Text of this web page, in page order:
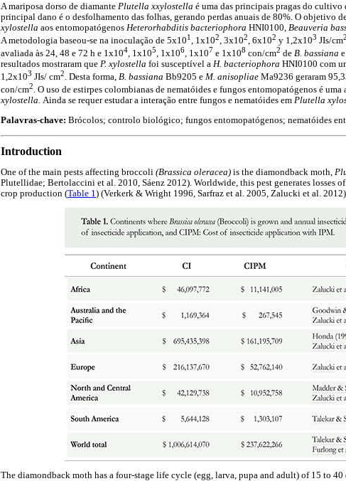
A mariposa dorso de diamante Plutella xxylostella é uma das principais pragas do cultivo
principal dano é o desfolhamento das folhas, gerando perdas anuais de 80%. O objetivo
xylostella aos entomopatógenos Heterorhabditis bacteriophora HNI0100, Beauveria
A metodologia baseou-se na inoculação de 5x101 , 1x102 , 3x102 , 6x102 y 1,2x103 JIs/cm2
avaliada às 24, 48 e 72 h e 1x104, 1x105, 1x106, 1x107 e 1x108 con/cm2 de B. bassiana e
resultados mostraram que P. xylostella foi susceptível a H. bacteriophora HNI0100 com
1,2x103 JIs/ cm2. Desta forma, B. bassiana Bb9205 e M. anisopliae Ma9236 geraram
con/cm2. O uso de estirpes colombianas de nematóides e fungos entomopatógenos é
xylostella. Ainda se requer estudar a interação entre fungos e nematóides em Plutella
Palavras-chave: Brócolos; controlo biológico; fungos entomopatógenos; nematóides
Introduction
One of the main pests affecting broccoli (Brassica oleracea) is the diamondback moth,
Plutellidae; Bertolaccini et al. 2010, Sáenz 2012). Worldwide, this pest generates losses
crop production (Table 1 ) (Verkerk & Wright 1996, Sarfraz et al. 2005, Zalucki et al. 2012).
The diamondback moth has a four-stage life cycle (egg, larva, pupa and adult) of 15 to